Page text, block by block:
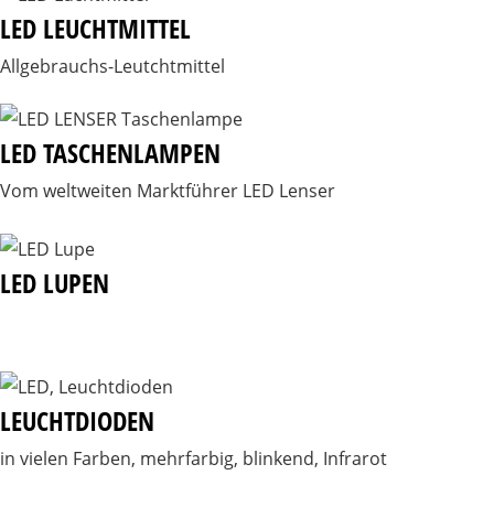
LED LEUCHTMITTEL
Allgebrauchs-Leutchtmittel
LED TASCHENLAMPEN
Vom weltweiten Marktführer LED Lenser
LED LUPEN
LEUCHTDIODEN
in vielen Farben, mehrfarbig, blinkend, Infrarot